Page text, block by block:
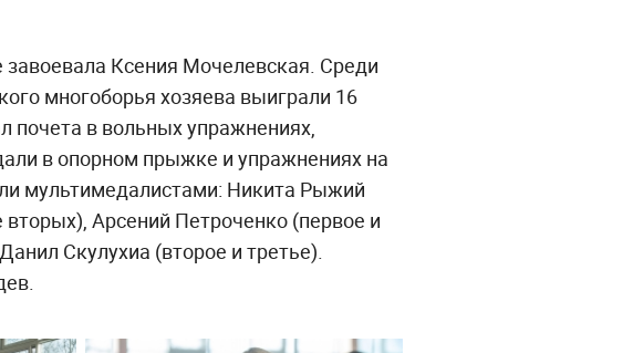
Ксения Мочелевская. Среди
многоборья хозяева выиграли 16
почета в вольных упражнениях,
в опорном прыжке и упражнениях на
мультимедалистами: Никита Рыжий
Арсений Петроченко (первое и
Скулухиа (второе и третье).